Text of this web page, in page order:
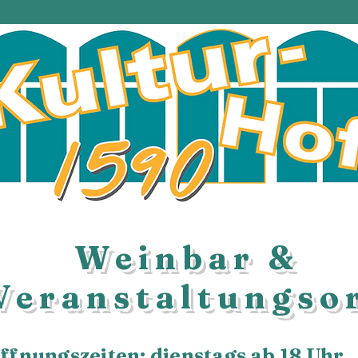
Weinbar &